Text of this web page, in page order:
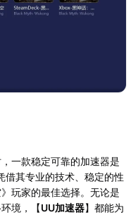
一款稳定可靠的加速器是
借其专业的技术、稳定的性
玩家的最佳选择。无论是
境，【UU加速器】都能为